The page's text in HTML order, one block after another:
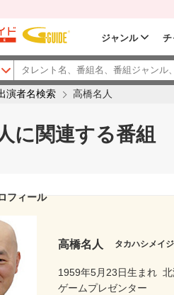
ジャンル チ
演者名検索 高橋名人
に関連する番組
フィール
高橋名人 タカハシメイ
1959年5月23日生まれ
ゲームプレゼンター